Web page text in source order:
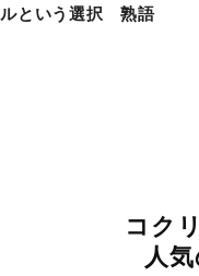
ルという選択
熟語
コク
人